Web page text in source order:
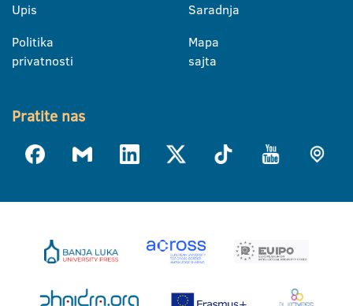
Upis
Politika
privatnosti
Saradnja
Mapa
sajta
Pratite nas